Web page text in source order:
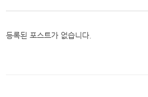
등록된 포스트가 없습니다.